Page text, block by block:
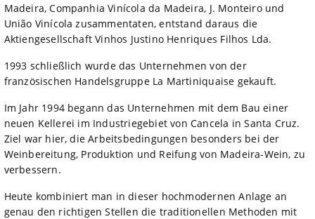
Madeira, Companhia Vinícola da Madeira, J. Monteiro und
União Vinícola zusammentaten, entstand daraus die
Aktiengesellschaft Vinhos Justino Henriques Filhos Lda.
1993 schließlich wurde das Unternehmen von der
französischen Handelsgruppe La Martiniquaise gekauft.
Im Jahr 1994 begann das Unternehmen mit dem Bau einer
neuen Kellerei im Industriegebiet von Cancela in Santa Cruz.
Ziel war hier, die Arbeitsbedingungen besonders bei der
Weinbereitung, Produktion und Reifung von Madeira-Wein, zu
verbessern.
Heute kombiniert man in dieser hochmodernen Anlage an
genau den richtigen Stellen die traditionellen Methoden mit